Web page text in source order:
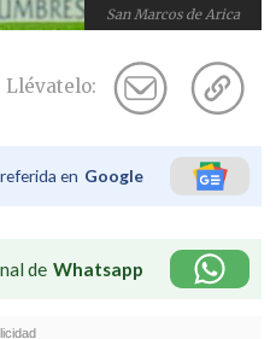
San Marcos de Arica
Llévatelo:
en Google
de Whatsapp